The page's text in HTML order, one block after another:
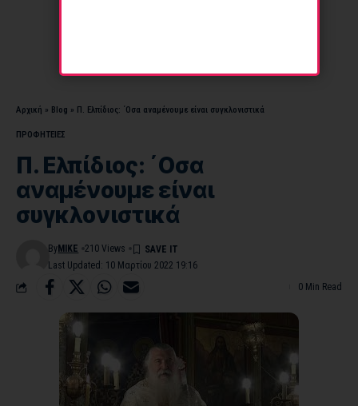
Αρχική » Blog » Π. Ελπίδιος: ΄Οσα αναμένουμε είναι συγκλονιστικά
ΠΡΟΦΗΤΕΙΕΣ
Π. Ελπίδιος: ΄Οσα
αναμένουμε είναι
συγκλονιστικά
Last Updated: 10 Μαρτίου 2022 19:16
By MIKE 210 Views
0 Min Read